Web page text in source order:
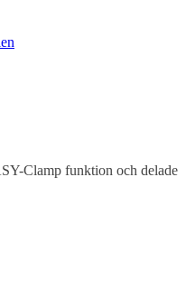
Clamp funktion och delade